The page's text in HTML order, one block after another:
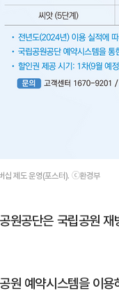
십 제도 운영(포스터). ⓒ환경부
원공단은 국립공원
원 예약시스템을 이